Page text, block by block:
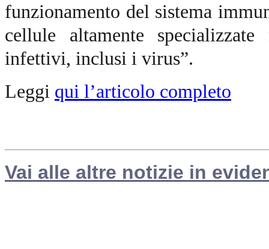
funzionamento del sistema
cellule altamente
infettivi, inclusi i virus”.
Leggi qui l’articolo completo
Vai alle altre notizie in